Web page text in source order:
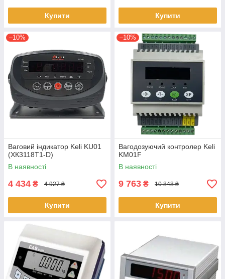
Купити Купити
–10%
Ваговий індикатор Keli KU01
(XК3118T1-D)
В наявності
4 434 ₴ 4 927 ₴
Купити
–10%
Вагодозуючий контролер Keli
KM01F
В наявності
9 763 ₴ 10 848 ₴
Купити